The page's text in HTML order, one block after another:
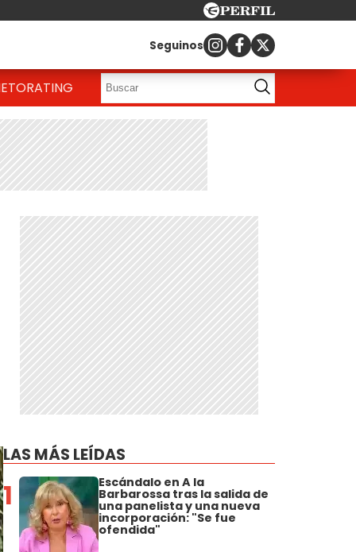
Seguinos
RATING
LAS MÁS LEÍDAS
1 Escándalo en A la
Barbarossa tras la salida de
una panelista y una nueva
incorporación: "Se fue
ofendida"